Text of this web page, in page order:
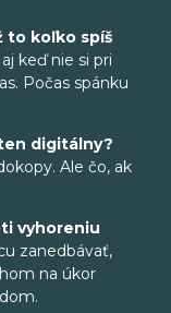
to koľko spíš
keď nie si pri
Počas spánku
digitálny?
Ale čo, ak
vyhoreniu
zanedbávať,
na úkor